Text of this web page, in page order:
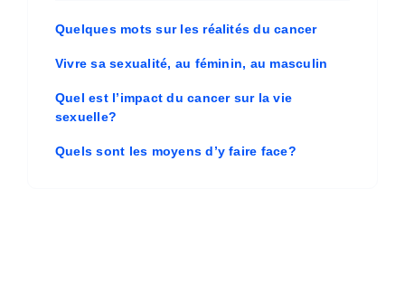
Quelques mots sur les réalités du cancer
Vivre sa sexualité, au féminin, au masculin
Quel est l’impact du cancer sur la vie
sexuelle?
Quels sont les moyens d’y faire face?